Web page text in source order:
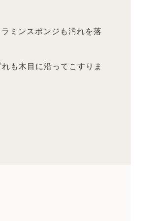
ミンスポンジも汚れを落
も木目に沿ってこすりま